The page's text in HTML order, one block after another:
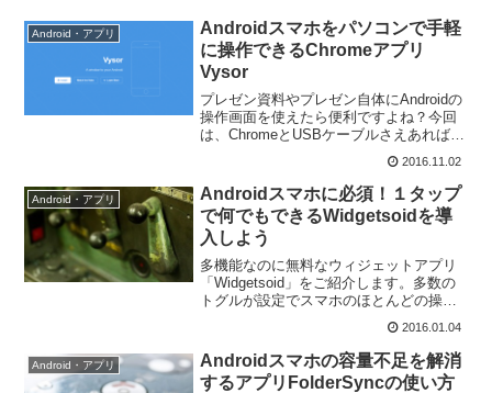
Android・アプリ
Androidスマホをパソコンで手軽
に操作できるChromeアプリ
Vysor
プレゼン資料やプレゼン自体にAndroidの
操作画面を使えたら便利ですよね？今回
は、ChromeとUSBケーブルさえあれば簡
のうえスマホをリモート操作できちゃう
Chromeアプリ「Vysor」をご紹介いたし
ます。
2016.11.02
Android・アプリ
Androidスマホに必須！１タップ
で何でもできるWidgetsoidを導
入しよう
多機能なのに無料なウィジェットアプリ
「Widgetsoid」をご紹介します。多数の
トグルが設定でスマホのほとんどの操作
しやすいように縦に設置したり、通知領
域にも設置できるのでおすすめです。
2016.01.04
Android・アプリ
Androidスマホの容量不足を解消
するアプリFolderSyncの使い方